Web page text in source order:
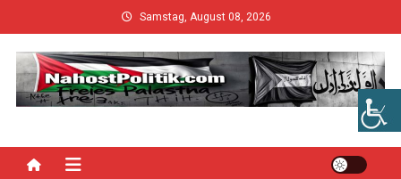
to
content
Samstag, August 08, 2026